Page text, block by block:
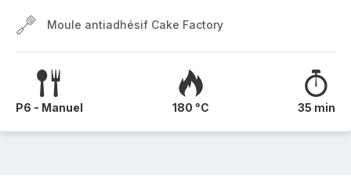
Moule antiadhésif Cake Factory
P6 - Manuel 180 °C 35 min